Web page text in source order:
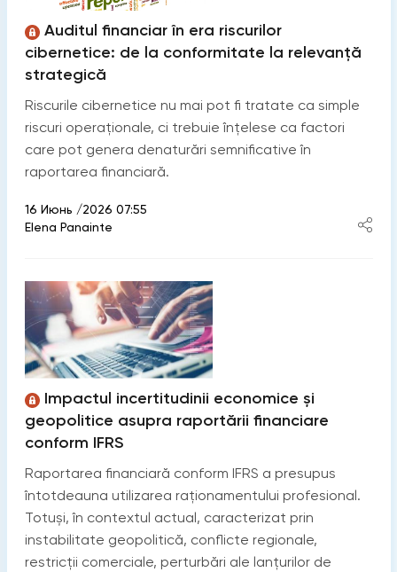
Auditul financiar în era riscurilor
cibernetice: de la conformitate la relevanță
strategică
Riscurile cibernetice nu mai pot fi tratate ca simple
riscuri operaționale, ci trebuie înțelese ca factori
care pot genera denaturări semnificative în
raportarea financiară.
16 Июнь /2026 07:55
Elena Panainte
Impactul incertitudinii economice și
geopolitice asupra raportării financiare
conform IFRS
Raportarea financiară conform IFRS a presupus
întotdeauna utilizarea raționamentului profesional.
Totuși, în contextul actual, caracterizat prin
instabilitate geopolitică, conflicte regionale,
restricții comerciale, perturbări ale lanțurilor de